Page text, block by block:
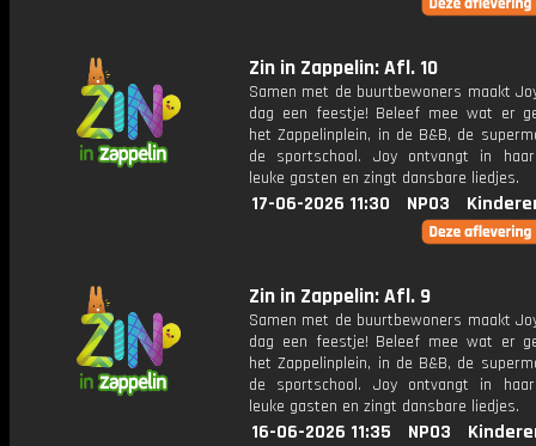
Zin in Zappelin: Afl. 10
Samen met de buurtbewoners maakt
dag een feestje! Beleef mee wat er
het Zappelinplein, in de B&B, de
de sportschool. Joy ontvangt in
leuke gasten en zingt dansbare liedjes.
17-06-2026 11:30 NPO3
Zin in Zappelin: Afl. 9
Samen met de buurtbewoners maakt
dag een feestje! Beleef mee wat er
het Zappelinplein, in de B&B, de
de sportschool. Joy ontvangt in
leuke gasten en zingt dansbare liedjes.
16-06-2026 11:35 NPO3